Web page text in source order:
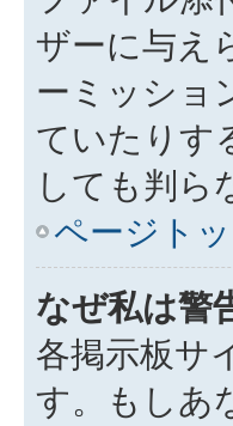
ザーに与え
ーミッショ
ていたりす
しても判ら
ページト
なぜ私は警
各掲示板サ
す。もしあ